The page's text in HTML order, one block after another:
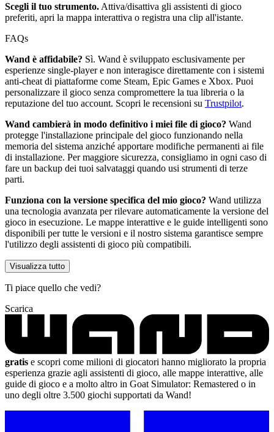
Scegli il tuo strumento. Attiva/disattiva gli assistenti di gioco
preferiti, apri la mappa interattiva o registra una clip all'istante.
FAQs
Wand è affidabile? Sì. Wand è sviluppato esclusivamente per
esperienze single-player e non interagisce direttamente con i sistemi
anti-cheat di piattaforme come Steam, Epic Games e Xbox. Puoi
personalizzare il gioco senza compromettere la tua libreria o la
reputazione del tuo account. Scopri le recensioni su Trustpilot.
Wand cambierà in modo definitivo i miei file di gioco? Wand
protegge l'installazione principale del gioco funzionando nella
memoria del sistema anziché apportare modifiche permanenti ai file
di installazione. Per maggiore sicurezza, consigliamo in ogni caso di
fare un backup dei tuoi salvataggi quando usi strumenti di terze
parti.
Funziona con la versione specifica del mio gioco? Wand utilizza
una tecnologia avanzata per rilevare automaticamente la versione del
gioco in esecuzione. Le mappe interattive e le guide intelligenti sono
disponibili per tutte le versioni e il nostro sistema garantisce sempre
l'utilizzo degli assistenti di gioco più compatibili.
Visualizza tutto
Ti piace quello che vedi?
Scarica
gratis e scopri come milioni di giocatori hanno migliorato la propria
esperienza grazie agli assistenti di gioco, alle mappe interattive, alle
guide di gioco e a molto altro in Goat Simulator: Remastered o in
uno degli oltre 3.500 giochi supportati da Wand!